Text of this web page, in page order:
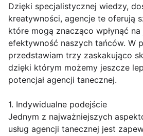
Dzięki specjalistycznej wiedzy,
kreatywności, agencje te oferują
które mogą znacząco wpłynąć
efektywność naszych tańców. W
przedstawiam trzy zaskakująco
dzięki którym możemy jeszcze
potencjał agencji tanecznej.
1. Indywidualne podejście
Jednym z najważniejszych
usług agencji tanecznej jest